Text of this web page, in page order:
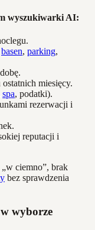
wyszukiwarki AI:
basen, parking,
miesięcy.
spa, podatki).
rezerwacji i
reputacji i
ciemno”, brak
bez sprawdzenia
wyborze